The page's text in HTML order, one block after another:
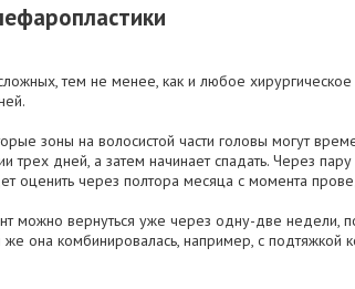
тем не менее, как и любое
зоны на волосистой части головы могут
трех дней, а затем начинает спадать. Через
оценить через полтора месяца с момента
можно вернуться уже через одну-две недели,
она комбинировалась, например, с